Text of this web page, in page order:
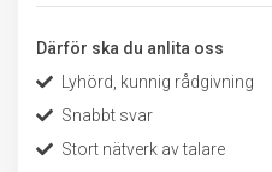
Därför ska du anlita oss
Lyhörd, kunnig rådgivning
Snabbt svar
Stort nätverk av talare